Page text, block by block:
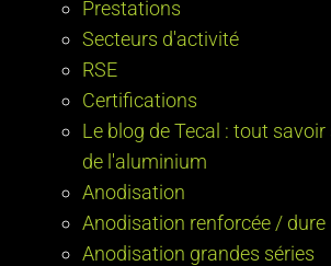
Prestations
Secteurs d'activité
RSE
Certifications
Le blog de Tecal : tout
de l'aluminium
Anodisation
Anodisation renforcée / dure
Anodisation grandes séries